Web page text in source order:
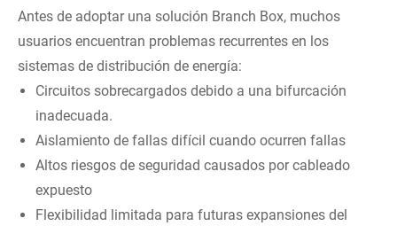
Antes de adoptar una solución Branch Box, muchos
usuarios encuentran problemas recurrentes en los
sistemas de distribución de energía:
Circuitos sobrecargados debido a una bifurcación
inadecuada.
Aislamiento de fallas difícil cuando ocurren fallas
Altos riesgos de seguridad causados ​​por cableado
expuesto
Flexibilidad limitada para futuras expansiones del